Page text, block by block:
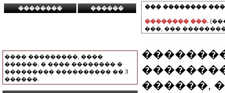
���� ���������, ����
������, � ���� �������� �
��������� ���������� �� 3
������.
��� ��������
�������� ���.
���, ���
������,